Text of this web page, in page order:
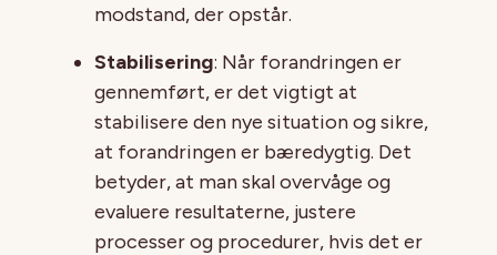
modstand, der opstår.
Stabilisering: Når forandringen er
gennemført, er det vigtigt at
stabilisere den nye situation og sikre,
at forandringen er bæredygtig. Det
betyder, at man skal overvåge og
evaluere resultaterne, justere
processer og procedurer, hvis det er